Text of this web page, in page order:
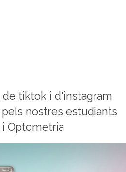
tiktok i d'instagram
nostres estudiants
i Optometria